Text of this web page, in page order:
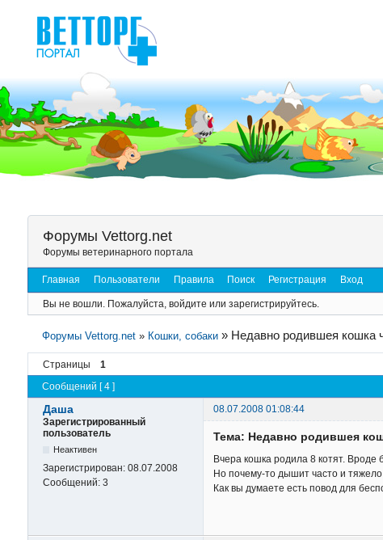
Форумы Vettorg.net
Форумы ветеринарного портала
Главная Пользователи Правила Поиск Регистрация Вход
Вы не вошли. Пожалуйста, войдите или зарегистрируйтесь.
Форумы Vettorg.net » Кошки, собаки » Недавно родившея кошка
Страницы 1
Сообщений [ 4 ]
Даша
08.07.2008 01:08:44
Зарегистрированный
пользователь
Неактивен
Зарегистрирован: 08.07.2008
Сообщений: 3
Тема: Недавно родившея
Вчера кошка родила 8 котят. Вроде
Но почему-то дышит часто и тяжело
Как вы думаете есть повод для